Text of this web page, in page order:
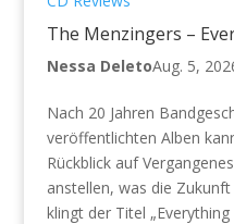
The Menzingers –
Nessa DeletoAug. 5,
Nach 20 Jahren
veröffentlichten Alben
Rückblick auf
anstellen, was die
klingt der Titel